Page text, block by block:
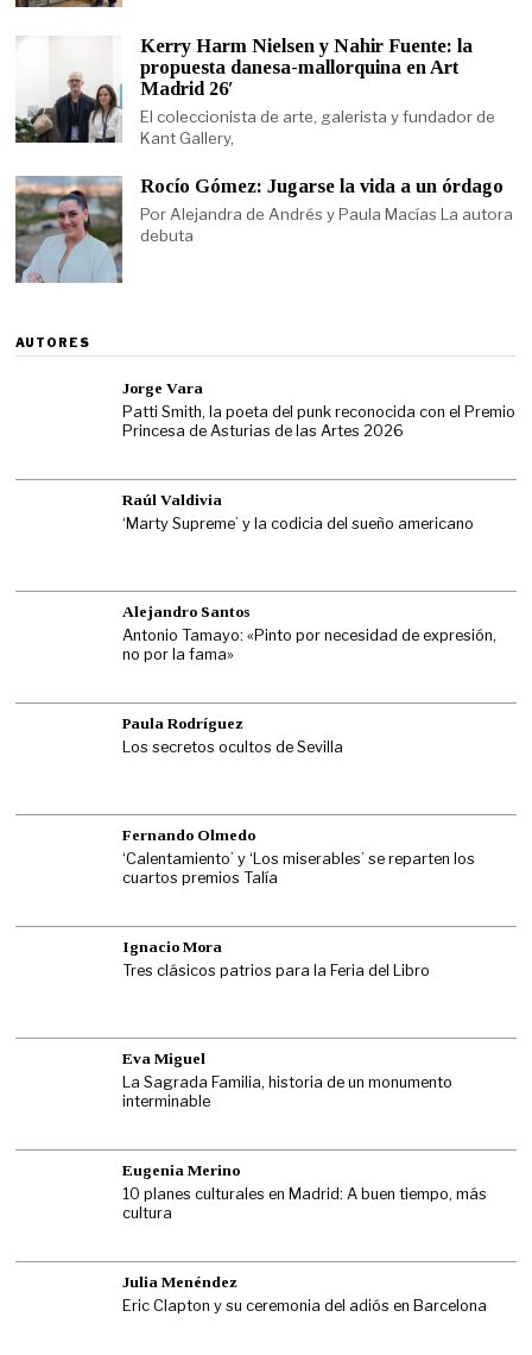
Kerry Harm Nielsen y Nahir Fuente: la
propuesta danesa-mallorquina en Art
Madrid 26′
El coleccionista de arte, galerista y fundador de
Kant Gallery,
Rocío Gómez: Jugarse la vida a un órdago
Por Alejandra de Andrés y Paula Macías La autora
debuta
AUTORES
Jorge Vara
Patti Smith, la poeta del punk reconocida con el Premio
Princesa de Asturias de las Artes 2026
Raúl Valdivia
‘Marty Supreme’ y la codicia del sueño americano
Alejandro Santos
Antonio Tamayo: «Pinto por necesidad de expresión,
no por la fama»
Paula Rodríguez
Los secretos ocultos de Sevilla
Fernando Olmedo
‘Calentamiento’ y ‘Los miserables’ se reparten los
cuartos premios Talía
Ignacio Mora
Tres clásicos patrios para la Feria del Libro
Eva Miguel
La Sagrada Familia, historia de un monumento
interminable
Eugenia Merino
10 planes culturales en Madrid: A buen tiempo, más
cultura
Julia Menéndez
Eric Clapton y su ceremonia del adiós en Barcelona